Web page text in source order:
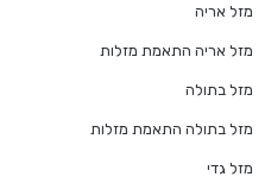
מזל אריה
מזל אריה התאמת מזלות
מזל בתולה
מזל בתולה התאמת מזלות
מזל גדי